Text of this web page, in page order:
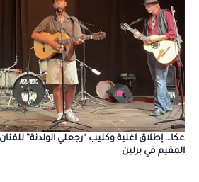
عكا… إطلاق اغنية وكليب “رجعلي الولدنة”
المقيم في برلين